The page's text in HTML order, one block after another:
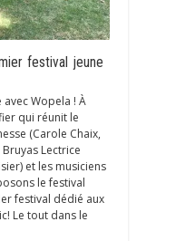
festival jeune
avec Wopela ! À
qui réunit le
(Carole Chaix,
Lectrice
et les musiciens
le festival
festival dédié aux
Le tout dans le